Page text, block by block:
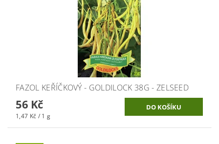
FAZOL KEŘÍČKOVÝ - GOLDILOCK 38G - ZELSEED
56 Kč
1,47 Kč / 1 g